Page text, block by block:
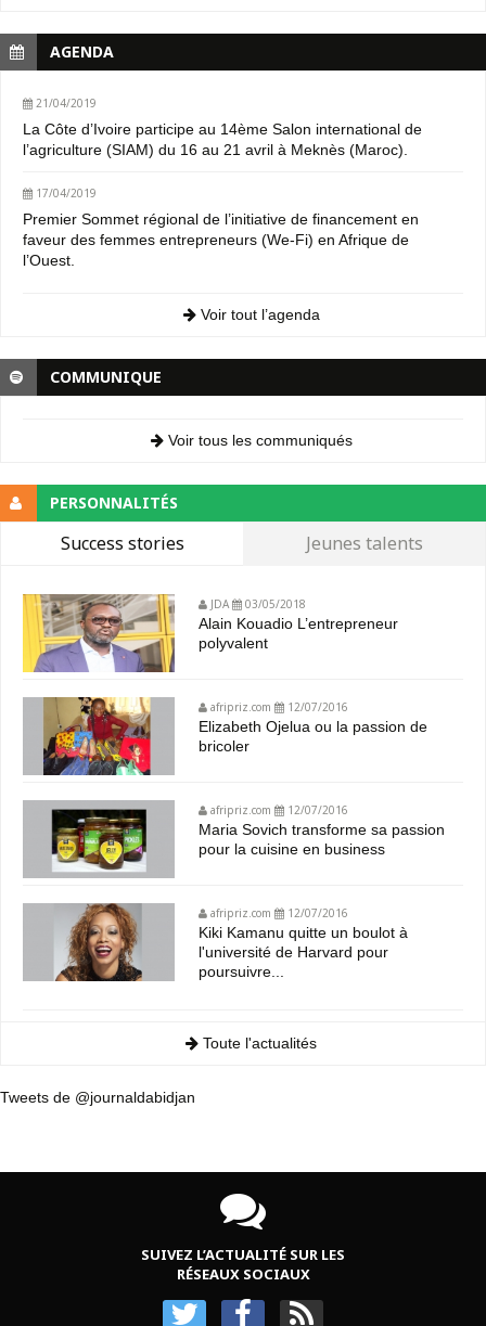
AGENDA
21/04/2019
La Côte d’Ivoire participe au 14ème Salon international de
l’agriculture (SIAM) du 16 au 21 avril à Meknès (Maroc).
17/04/2019
Premier Sommet régional de l’initiative de financement en
faveur des femmes entrepreneurs (We-Fi) en Afrique de
l’Ouest.
Voir tout l’agenda
COMMUNIQUE
Voir tous les communiqués
PERSONNALITÉS
Success stories Jeunes talents
JDA 03/05/2018
Alain Kouadio L’entrepreneur
polyvalent
afripriz.com 12/07/2016
Elizabeth Ojelua ou la passion de
bricoler
afripriz.com 12/07/2016
Maria Sovich transforme sa passion
pour la cuisine en business
afripriz.com 12/07/2016
Kiki Kamanu quitte un boulot à
l'université de Harvard pour
poursuivre...
Toute l'actualités
Tweets de @journaldabidjan
SUIVEZ L’ACTUALITÉ SUR LES
RÉSEAUX SOCIAUX